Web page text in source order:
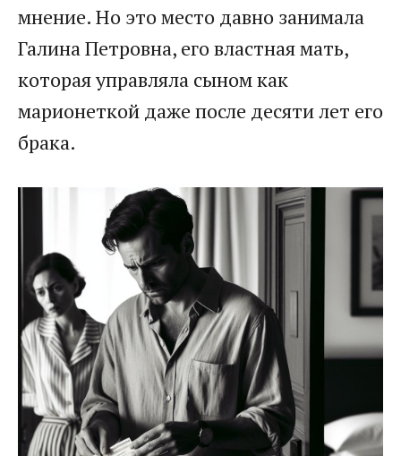
мнение. Но это место давно занимала
Галина Петровна, его властная мать,
которая управляла сыном как
марионеткой даже после десяти лет его
брака.